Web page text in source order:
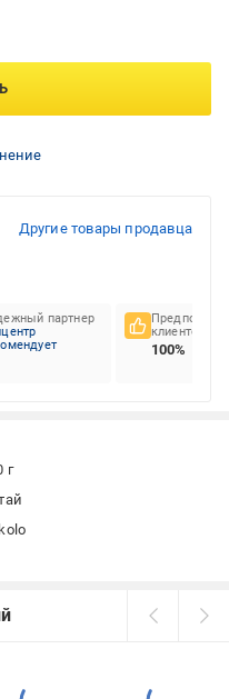
Другие товары продавца
партнер
клиентов
100%
г